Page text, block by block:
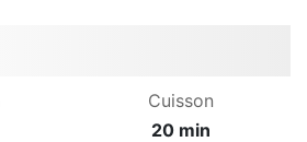
Cuisson
20 min